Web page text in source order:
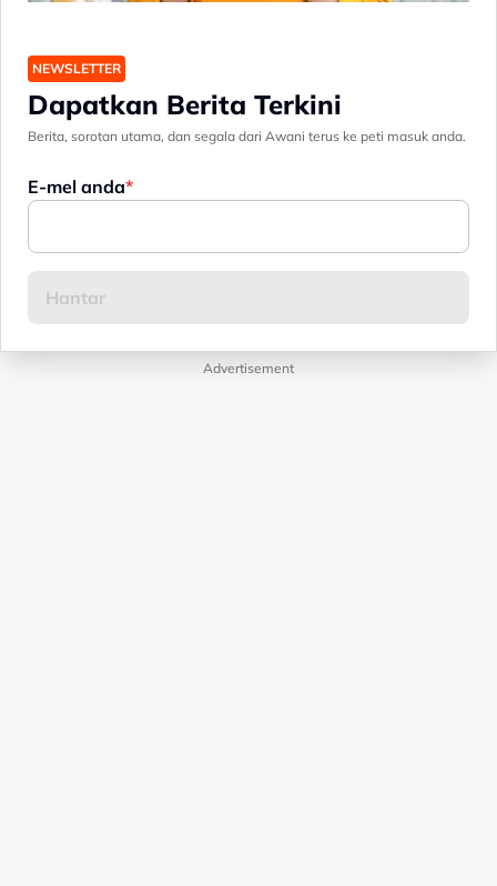
NEWSLETTER
Dapatkan Berita Terkini
Berita, sorotan utama, dan segala dari Awani terus ke peti masuk anda.
E-mel anda
Advertisement